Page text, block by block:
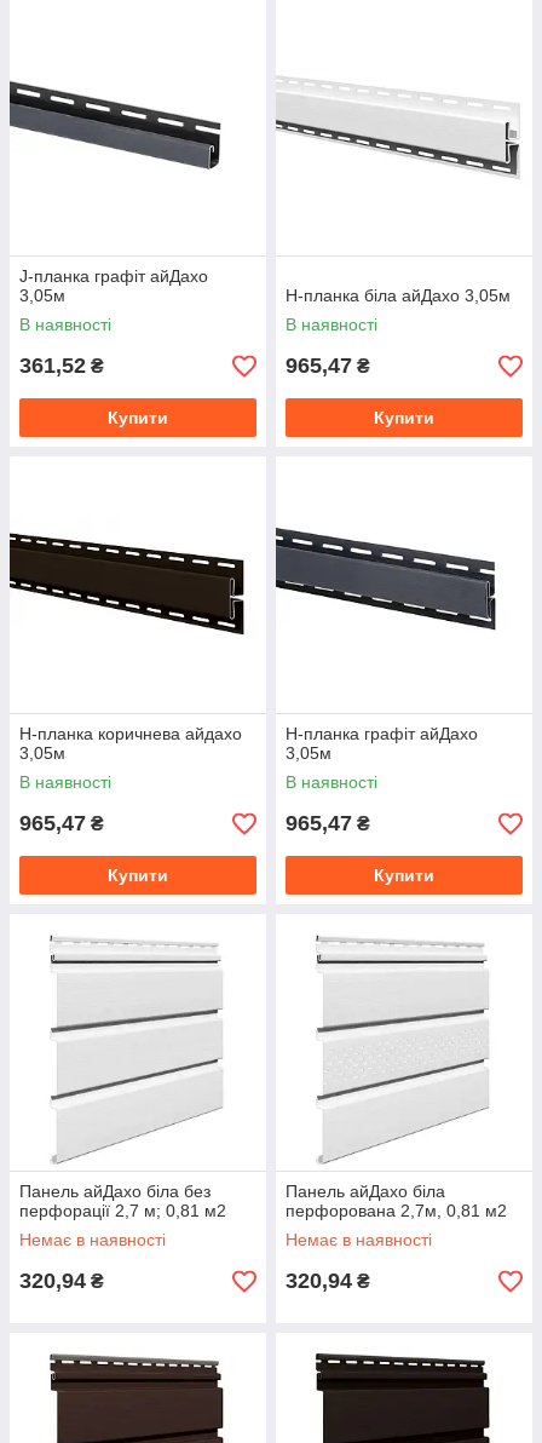
J-планка графіт айДахо
3,05м
В наявності
361,52 ₴
Купити
Н-планка біла айДахо 3,05м
В наявності
965,47 ₴
Купити
Н-планка коричнева айдахо
3,05м
В наявності
965,47 ₴
Купити
Н-планка графіт айДахо
3,05м
В наявності
965,47 ₴
Купити
Панель айДахо біла без
перфорації 2,7 м; 0,81 м2
Немає в наявності
320,94 ₴
Панель айДахо біла
перфорована 2,7м, 0,81 м2
Немає в наявності
320,94 ₴